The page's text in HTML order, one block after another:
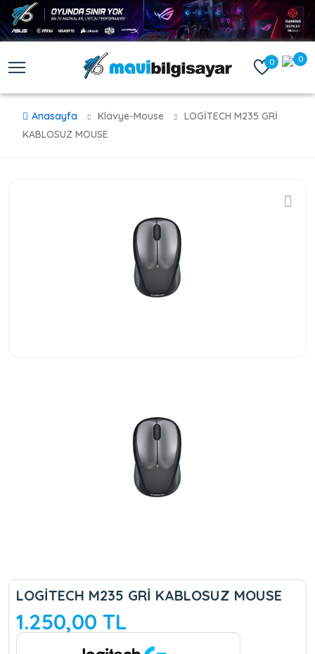
0 0
Anasayfa Klavye-Mouse
LOGİTECH M235 GRİ
KABLOSUZ MOUSE
LOGİTECH M235 GRİ KABLOSUZ MOUSE
1.250,00 TL